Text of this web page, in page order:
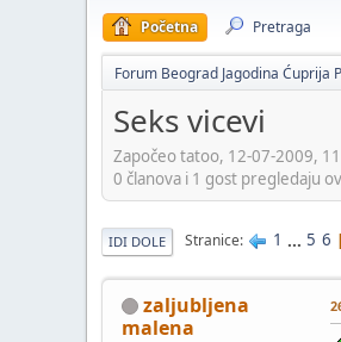
Početna Pretraga
Forum Beograd Jagodina Ćuprija
Seks vicevi
Započeo tatoo, 12-07-2009,
0 članova i 1 gost pregledaju
IDI DOLE Stranice 1 ... 5 6
zaljubljena
malena